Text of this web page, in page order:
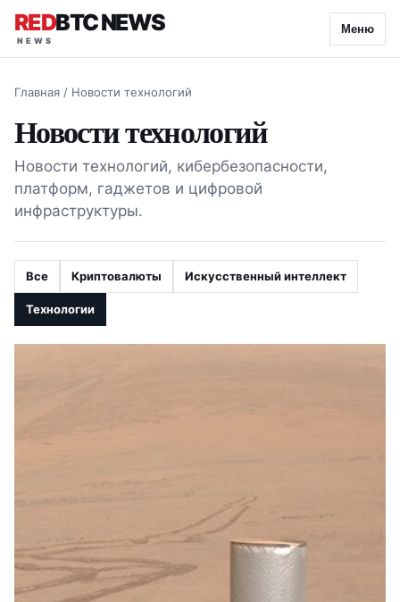
REDBTC NEWS Меню
Главная / Новости технологий
Новости технологий
Новости технологий, кибербезопасности,
платформ, гаджетов и цифровой
инфраструктуры.
Все Криптовалюты Искусственный интеллект
Технологии